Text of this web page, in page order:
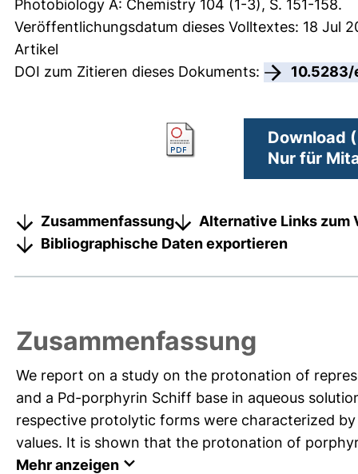
Photobiology A: Chemistry 104 (1-3), S. 151-158.
Veröffentlichungsdatum dieses Volltextes: 18 Jul
Artikel
DOI zum Zitieren dieses Dokuments:
10.5283/
Download
Nur für
Zusammenfassung
Alternative Links zum
Bibliographische Daten exportieren
Zusammenfassung
We report on a study on the protonation of
and a Pd-porphyrin Schiff base in aqueous
respective protolytic forms were characterized
values. It is shown that the protonation of
Mehr anzeigen